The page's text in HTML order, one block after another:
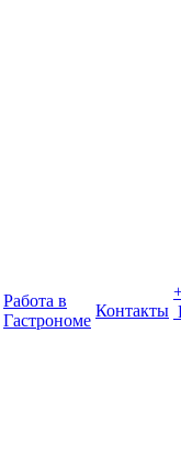
Работа в
Гастрономе
Контакты